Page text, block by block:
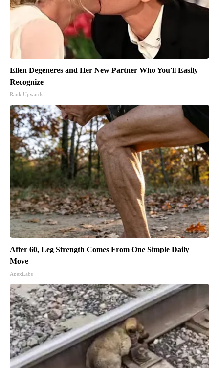
Ellen Degeneres and Her New Partner Who You'll Easily
Recognize
Rank Upwards
After 60, Leg Strength Comes From One Simple Daily
Move
ApexLabs